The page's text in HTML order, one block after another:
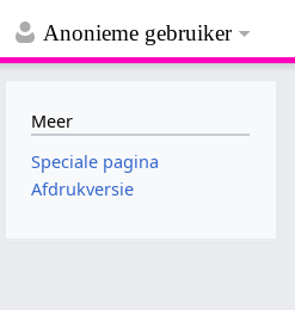
Anonieme gebruiker
Meer
Speciale pagina
Afdrukversie